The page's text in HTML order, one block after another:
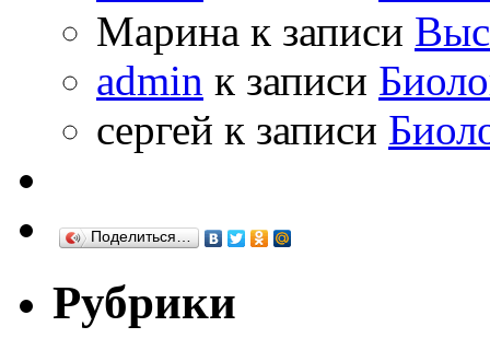
Марина к записи
admin к записи
сергей к записи
Поделиться…
Рубрики